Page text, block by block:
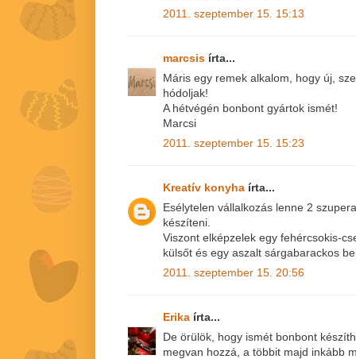
2011. szeptember 15. 15:13
marcsis írta...
Máris egy remek alkalom, hogy új,
hódoljak!
A hétvégén bonbont gyártok ismét!
Marcsi
2011. szeptember 15. 15:23
Kreatív konyha írta...
Esélytelen vállalkozás lenne 2
készíteni.
Viszont elképzelek egy fehércsokis-
külsőt és egy aszalt sárgabarackos
2011. szeptember 15. 20:56
Erika írta...
De örülök, hogy ismét bonbont
megvan hozzá, a többit majd inkább